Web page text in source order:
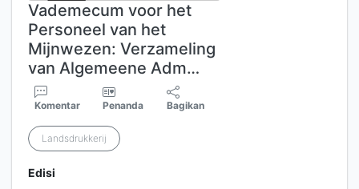
Vademecum voor het
Personeel van het
Mijnwezen: Verzameling
van Algemeene Adm…
Komentar Penanda Bagikan
Landsdrukkerij
Edisi